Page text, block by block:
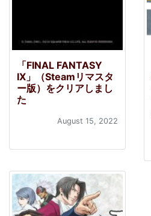
「FINAL FANTASY
IX」（Steamリマスタ
ー版）をクリアしまし
た
August 15, 2022